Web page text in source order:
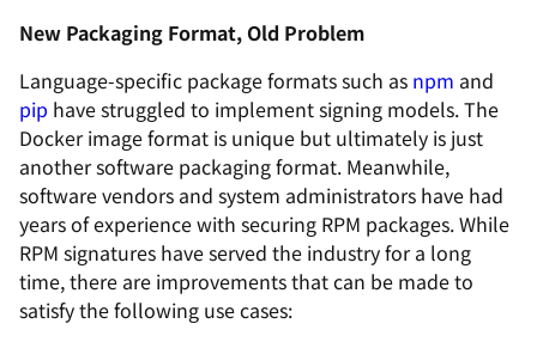
New Packaging Format, Old Problem
Language-specific package formats such as npm and
pip have struggled to implement signing models. The
Docker image format is unique but ultimately is just
another software packaging format. Meanwhile,
software vendors and system administrators have had
years of experience with securing RPM packages. While
RPM signatures have served the industry for a long
time, there are improvements that can be made to
satisfy the following use cases: